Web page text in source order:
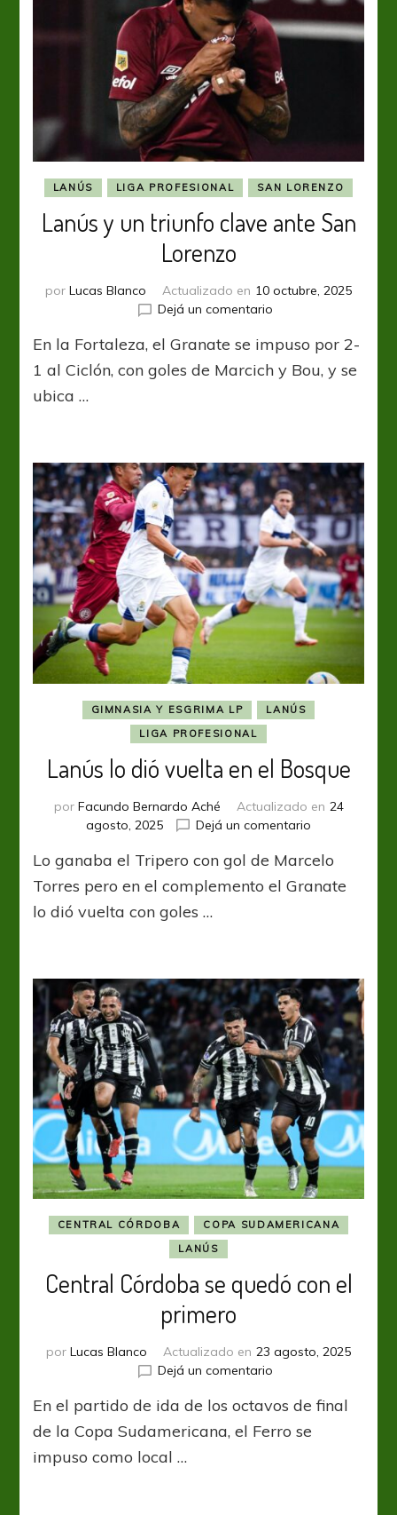
Lorenzo
LANÚS LIGA PROFESIONAL SAN LORENZO
Lanús y un triunfo clave ante San
Lorenzo
por Lucas Blanco Actualizado en 10 octubre, 2025
Dejá un comentarioen
y
un
triunfo
En la Fortaleza, el Granate se impuso por 2-
1 al Ciclón, con goles de Marcich y Bou, y se
ubica …
GIMNASIA Y ESGRIMA LP
LANÚS
LIGA PROFESIONAL
Lanús lo dió vuelta en el Bosque
por Facundo Bernardo Aché Actualizado en 24
agosto, 2025
Dejá un comentario
lo
Lo ganaba el Tripero con gol de Marcelo
Torres pero en el complemento el Granate
lo dió vuelta con goles …
CENTRAL CÓRDOBA
COPA SUDAMERICANA
LANÚS
Central Córdoba se quedó con el
primero
por Lucas Blanco Actualizado en 23 agosto, 2025
Dejá un comentarioen
Córdoba
se
En el partido de ida de los octavos de final
de la Copa Sudamericana, el Ferro se
impuso como local …